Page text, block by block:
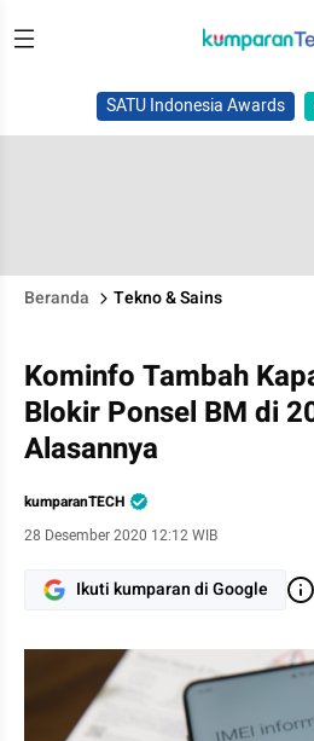
SATU Indonesia Awards
Beranda Tekno & Sains
Kominfo Tambah
Blokir Ponsel BM di
Alasannya
kumparanTECH
28 Desember 2020 12:12 WIB
Ikuti kumparan di Google